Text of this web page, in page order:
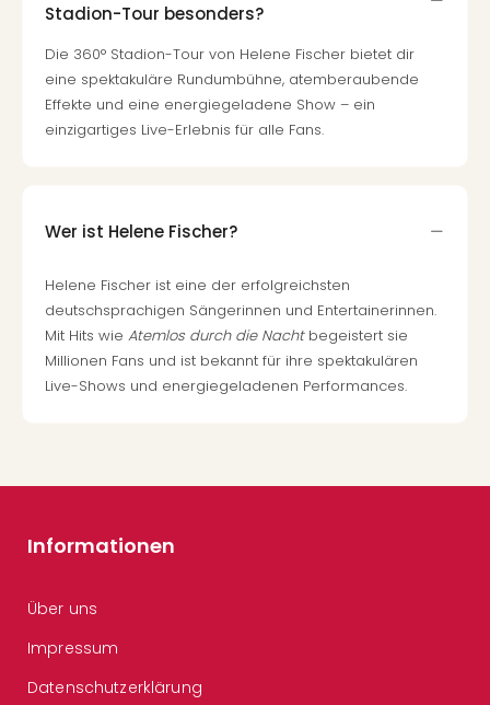
Stadion-Tour besonders?
Die 360° Stadion-Tour von Helene Fischer bietet dir
eine spektakuläre Rundumbühne, atemberaubende
Effekte und eine energiegeladene Show – ein
einzigartiges Live-Erlebnis für alle Fans.
Wer ist Helene Fischer?
Helene Fischer ist eine der erfolgreichsten
deutschsprachigen Sängerinnen und Entertainerinnen.
Mit Hits wie Atemlos durch die Nachtbegeistert sie
Millionen Fans und ist bekannt für ihre spektakulären
Live-Shows und energiegeladenen Performances.
Informationen
Über uns
Impressum
Datenschutzerklärung